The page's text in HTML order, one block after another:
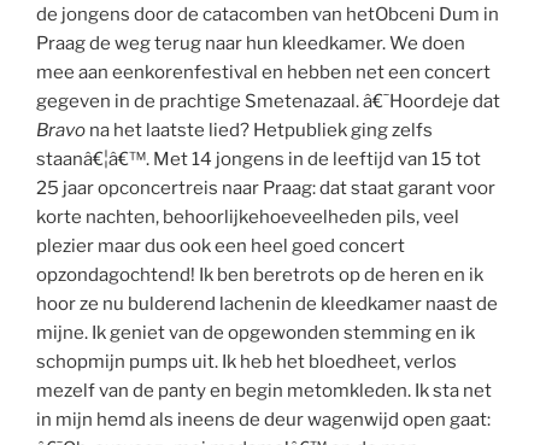
de jongens door de catacomben van hetObceni Dum in
Praag de weg terug naar hun kleedkamer. We doen
mee aan eenkorenfestival en hebben net een concert
gegeven in de prachtige Smetenazaal. â€˜Hoordeje dat
Bravo na het laatste lied? Hetpubliek ging zelfs
staanâ€¦â€™. Met 14 jongens in de leeftijd van 15 tot
25 jaar opconcertreis naar Praag: dat staat garant voor
korte nachten, behoorlijkehoeveelheden pils, veel
plezier maar dus ook een heel goed concert
opzondagochtend! Ik ben beretrots op de heren en ik
hoor ze nu bulderend lachenin de kleedkamer naast de
mijne. Ik geniet van de opgewonden stemming en ik
schopmijn pumps uit. Ik heb het bloedheet, verlos
mezelf van de panty en begin metomkleden. Ik sta net
in mijn hemd als ineens de deur wagenwijd open gaat: